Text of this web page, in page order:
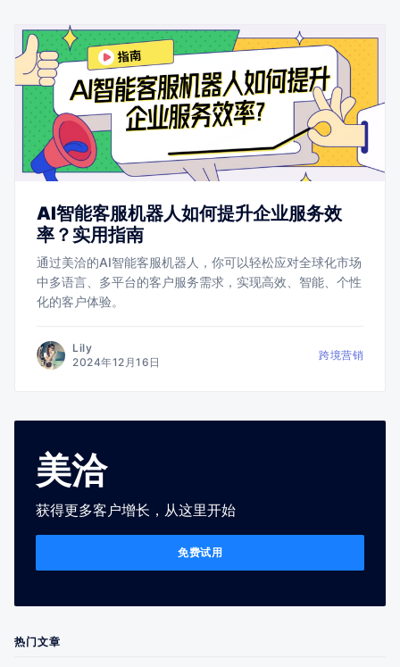
AI智能客服机器人如何提升企业服务效
率？实用指南
通过美洽的AI智能客服机器人，你可以轻松应对全球化市场
中多语言、多平台的客户服务需求，实现高效、智能、个性
化的客户体验。
Lily
2024年12月16日
跨境营销
美洽
获得更多客户增长，从这里开始
免费试用
热门文章